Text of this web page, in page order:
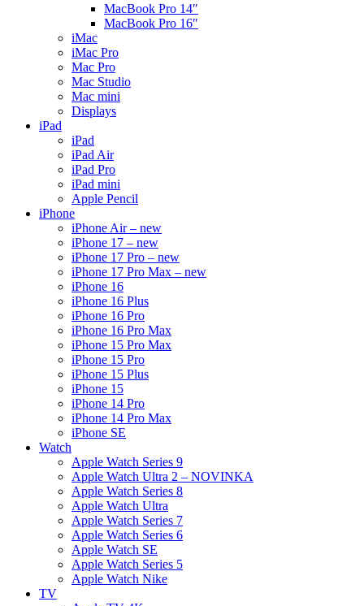
MacBook Pro 14″
MacBook Pro 16″
iMac
iMac Pro
Mac Pro
Mac Studio
Mac mini
Displays
iPad
iPad
iPad Air
iPad Pro
iPad mini
Apple Pencil
iPhone
iPhone Air – new
iPhone 17 – new
iPhone 17 Pro – new
iPhone 17 Pro Max – new
iPhone 16
iPhone 16 Plus
iPhone 16 Pro
iPhone 16 Pro Max
iPhone 15 Pro Max
iPhone 15 Pro
iPhone 15 Plus
iPhone 15
iPhone 14 Pro
iPhone 14 Pro Max
iPhone SE
Watch
Apple Watch Series 9
Apple Watch Ultra 2 – NOVINKA
Apple Watch Series 8
Apple Watch Ultra
Apple Watch Series 7
Apple Watch Series 6
Apple Watch SE
Apple Watch Series 5
Apple Watch Nike
TV